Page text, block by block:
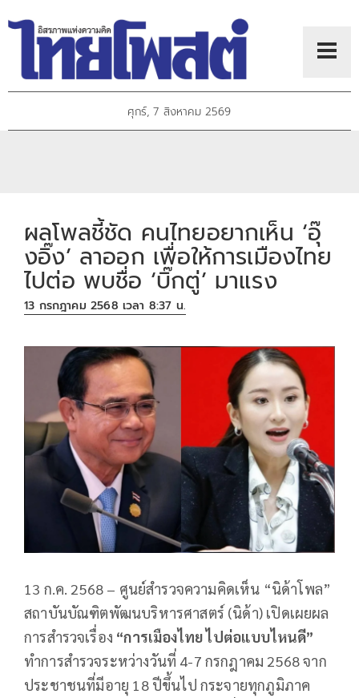
ศุกร์, 7 สิงหาคม 2569
ผลโพลชี้ชัด คนไทยอยากเห็น ‘อุ๊
งอิ๊ง’ ลาออก เพื่อให้การเมืองไทย
ไปต่อ พบชื่อ ‘บิ๊กตู่’ มาแรง
13 กรกฎาคม 2568 เวลา 8:37 น.
13 ก.ค. 2568 – ศูนย์สำรวจความคิดเห็น “นิด้าโพล”
สถาบันบัณฑิตพัฒนบริหารศาสตร์ (นิด้า) เปิดเผยผล
การสำรวจเรื่อง “การเมืองไทย ไปต่อแบบไหนดี”
ทำการสำรวจระหว่างวันที่ 4-7 กรกฎาคม 2568 จาก
ประชาชนที่มีอายุ 18 ปีขึ้นไป กระจายทุกภูมิภาค